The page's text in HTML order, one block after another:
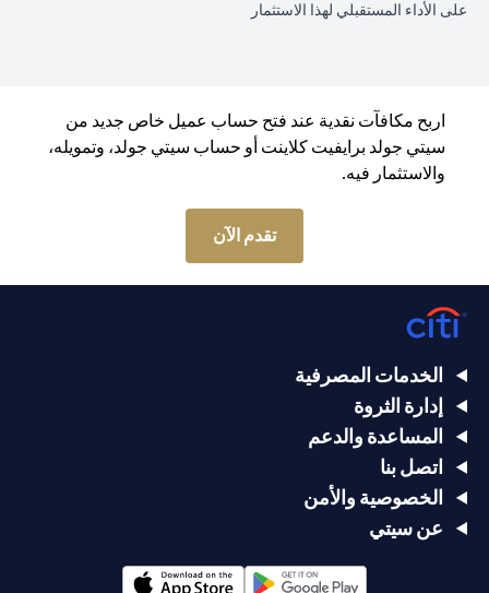
على الأداء المستقبلي لهذا الاستثمار
اربح مكافآت نقدية عند فتح حساب عميل خاص جديد من
سيتي جولد برايفيت كلاينت أو حساب سيتي جولد، وتمويله،
والاستثمار فيه.
تقدم الآن
الخدمات المصرفية
إدارة الثروة
المساعدة والدعم
اتصل بنا
الخصوصية والأمن
عن سيتي